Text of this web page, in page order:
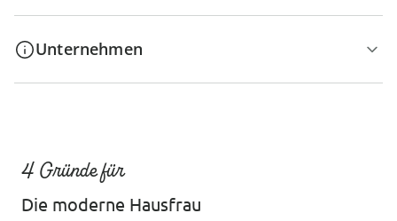
Unternehmen
4 Gründe für
Die moderne Hausfrau